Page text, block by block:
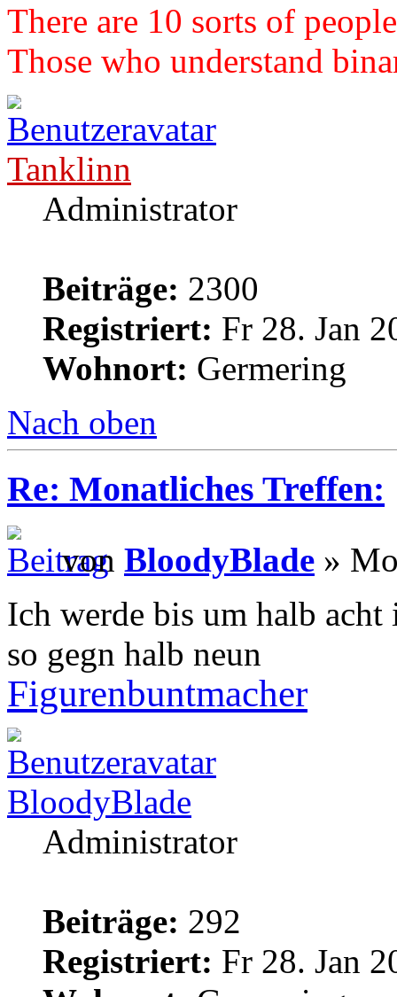
There are 10 sorts of
Those who understand
Tanklinn
Administrator
Beiträge: 2300
Registriert: Fr 28. Jan
Wohnort: Germering
Nach oben
Re: Monatliches Treffen:
von BloodyBlade »
Ich werde bis um halb
so gegn halb neun
Figurenbuntmacher
BloodyBlade
Administrator
Beiträge: 292
Registriert: Fr 28. Jan